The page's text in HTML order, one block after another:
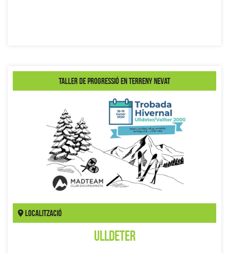
Taller de progressió en terreny nevat
Localització
Ulldeter